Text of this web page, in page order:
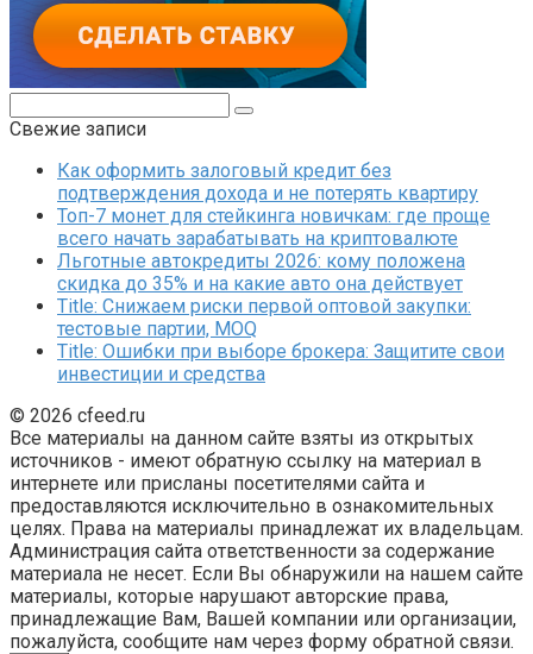
Свежие записи
Как оформить залоговый кредит без
подтверждения дохода и не потерять квартиру
Топ-7 монет для стейкинга новичкам: где проще
всего начать зарабатывать на криптовалюте
Льготные автокредиты 2026: кому положена
скидка до 35% и на какие авто она действует
Title: Снижаем риски первой оптовой закупки:
тестовые партии, MOQ
Title: Ошибки при выборе брокера: Защитите свои
инвестиции и средства
© 2026 cfeed.ru
Все материалы на данном сайте взяты из открытых
источников - имеют обратную ссылку на материал в
интернете или присланы посетителями сайта и
предоставляются исключительно в ознакомительных
целях. Права на материалы принадлежат их владельцам.
Администрация сайта ответственности за содержание
материала не несет. Если Вы обнаружили на нашем сайте
материалы, которые нарушают авторские права,
принадлежащие Вам, Вашей компании или организации,
пожалуйста, сообщите нам через форму обратной связи.